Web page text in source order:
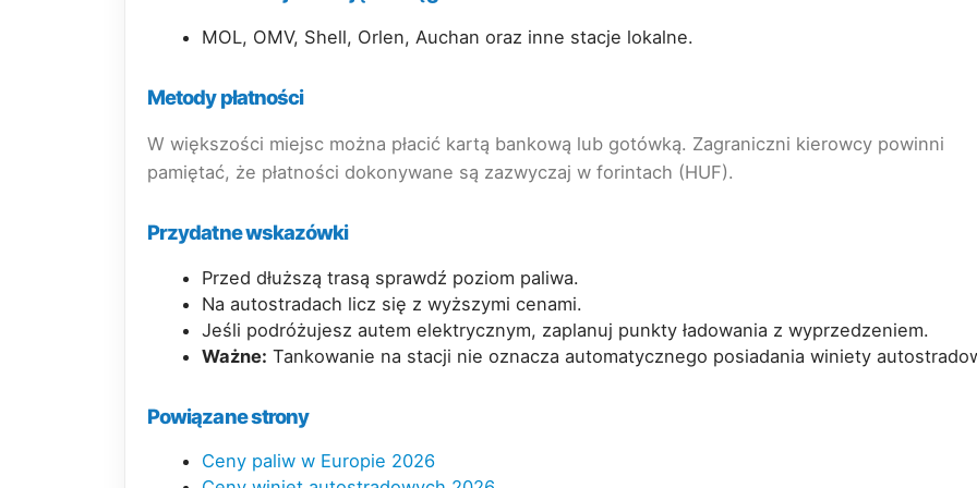
MOL, OMV, Shell, Orlen, Auchan oraz inne stacje lokalne.
Metody płatności
W większości miejsc można płacić kartą bankową lub gotówką. Zagraniczni kierowcy powinni
pamiętać, że płatności dokonywane są zazwyczaj w forintach (HUF).
Przydatne wskazówki
Przed dłuższą trasą sprawdź poziom paliwa.
Na autostradach licz się z wyższymi cenami.
Jeśli podróżujesz autem elektrycznym, zaplanuj punkty ładowania z wyprzedzeniem.
Ważne: Tankowanie na stacji nie oznacza automatycznego posiadania winiety
Powiązane strony
Ceny paliw w Europie 2026